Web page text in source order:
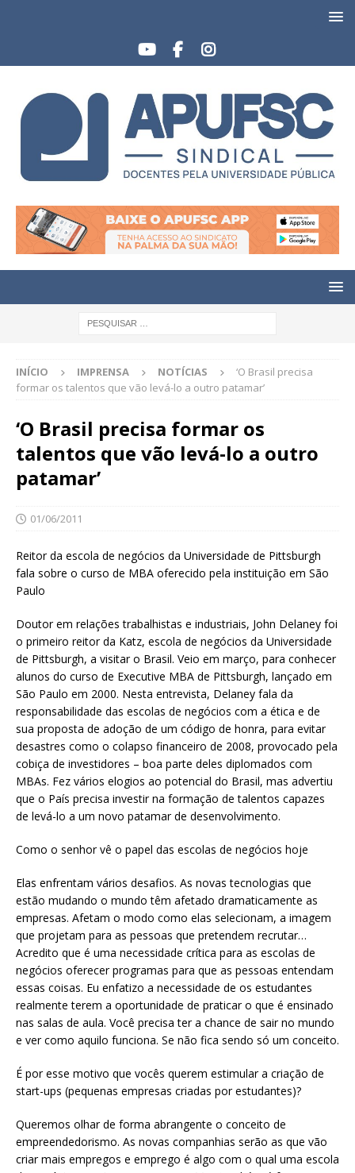
INÍCIO IMPRENSA NOTÍCIAS
‘O Brasil precisa
formar os talentos que vão levá-lo a outro patamar’
‘O Brasil precisa formar os
talentos que vão levá-lo a outro
patamar’
01/06/2011
Reitor da escola de negócios da Universidade de Pittsburgh
fala sobre o curso de MBA oferecido pela instituição em São
Paulo
Doutor em relações trabalhistas e industriais, John Delaney foi
o primeiro reitor da Katz, escola de negócios da Universidade
de Pittsburgh, a visitar o Brasil. Veio em março, para conhecer
alunos do curso de Executive MBA de Pittsburgh, lançado em
São Paulo em 2000. Nesta entrevista, Delaney fala da
responsabilidade das escolas de negócios com a ética e de
sua proposta de adoção de um código de honra, para evitar
desastres como o colapso financeiro de 2008, provocado pela
cobiça de investidores – boa parte deles diplomados com
MBAs. Fez vários elogios ao potencial do Brasil, mas advertiu
que o País precisa investir na formação de talentos capazes
de levá-lo a um novo patamar de desenvolvimento.
Como o senhor vê o papel das escolas de negócios hoje
Elas enfrentam vários desafios. As novas tecnologias que
estão mudando o mundo têm afetado dramaticamente as
empresas. Afetam o modo como elas selecionam, a imagem
que projetam para as pessoas que pretendem recrutar…
Acredito que é uma necessidade crítica para as escolas de
negócios oferecer programas para que as pessoas entendam
essas coisas. Eu enfatizo a necessidade de os estudantes
realmente terem a oportunidade de praticar o que é ensinado
nas salas de aula. Você precisa ter a chance de sair no mundo
e ver como aquilo funciona. Se não fica sendo só um conceito.
É por esse motivo que vocês querem estimular a criação de
start-ups (pequenas empresas criadas por estudantes)?
Queremos olhar de forma abrangente o conceito de
empreendedorismo. As novas companhias serão as que vão
criar mais empregos e emprego é algo com o qual uma escola